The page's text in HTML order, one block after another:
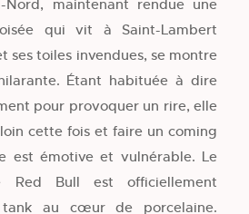
maintenant rendue une
qui vit à Saint-Lambert
ses toiles invendues, se montre
Étant habituée à dire
pour provoquer un rire, elle
cette fois et faire un coming
est émotive et vulnérable. Le
Red Bull est officiellement
au cœur de porcelaine.